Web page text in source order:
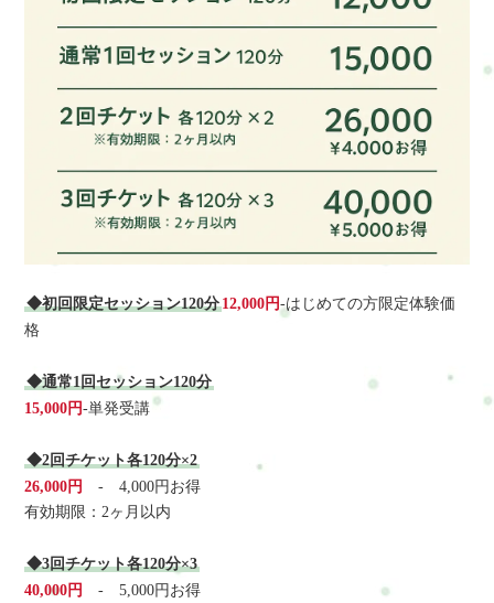
◆初回限定セッション120分12,000円-はじめての方限定体験価
格
◆通常1回セッション120分
15,000円-単発受講
◆2回チケット各120分×2
26,000円
- 4,000円お得
有効期限：2ヶ月以内
◆3回チケット各120分×3
40,000円
- 5,000円お得